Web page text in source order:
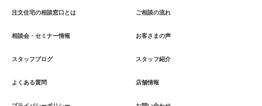
注文住宅の相談窓口とは ご相談の流れ
相談会・セミナー情報 お客さまの声
スタッフブログ スタッフ紹介
よくある質問 店舗情報